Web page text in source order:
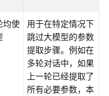
均使
用于在特定情况下
跳过大模型的参数
提取步骤。例如在
多轮对话中，如果
上一轮已经提取了
所有必要参数，本